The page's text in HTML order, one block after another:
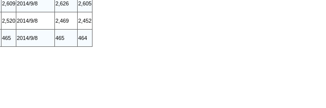
2,609 2014/9/8 2,626 2,605
2,520 2014/9/8 2,469 2,452
465 2014/9/8 465 464